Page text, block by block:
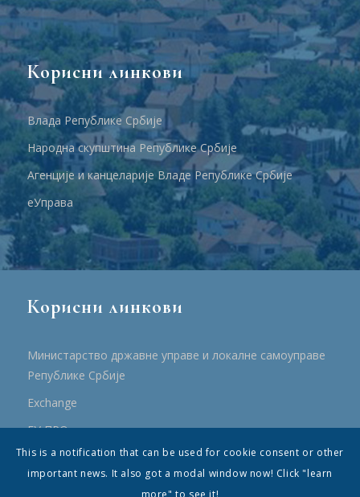
Корисни линкови
Влада Републике Србије
Народна скупштина Републике Србије
Агенције и канцеларије Владе Републике Србије
еУправа
Корисни линкови
Министарство државне управе и локалне самоуправе
Републике Србије
Еxchange
ЕУ ПРО
ПРРР
This is a notification that can be used for cookie consent or other
important news. It also got a modal window now! Click "learn
more" to see it!